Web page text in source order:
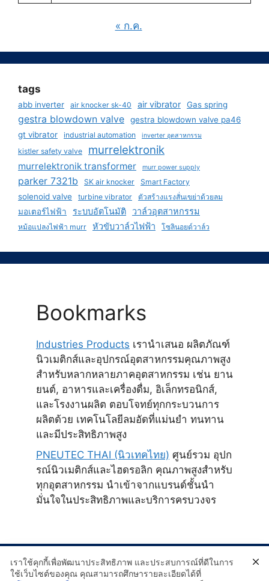
« ก.ค.
tags
abb inverter air knocker sk-40 air vibrator Gas spring
gestra blowdown valve
gestra blowdown valve pa46
gt vibrator
industrial automation inverter อุตสาหกรรม
kistler safety valve murrelektronik
murrelektronik transformer murr power supply
parker 7321b SK air knocker Smart Factory
solenoid valve turbine vibrator ตัวสร้างแรงสั่นเขย่าด้วยลม
มอเตอร์ไฟฟ้า ระบบอัตโนมัติ วาล์วอุตสาหกรรม
หม้อแปลงไฟฟ้า murr หัวขับวาล์วไฟฟ้า โซลินอยด์วาล์ว
Bookmarks
Industries Products เรานำเสนอ ผลิตภัณฑ์
นิวเมติกส์และอุปกรณ์อุตสาหกรรมคุณภาพสูง
สำหรับหลากหลายภาคอุตสาหกรรม เช่น ยาน
ยนต์, อาหารและเครื่องดื่ม, อิเล็กทรอนิกส์,
และโรงงานผลิต ตอบโจทย์ทุกกระบวนการ
ผลิตด้วย เทคโนโลยีลมอัดที่แม่นยำ ทนทาน
และมีประสิทธิภาพสูง
PNEUTEC THAI (นิวเทคไทย) ศูนย์รวม อุปก
รณ์นิวเมติกส์และไฮดรอลิก คุณภาพสูงสำหรับ
ทุกอุตสาหกรรม นำเข้าจากแบรนด์ชั้นนำ
มั่นใจในประสิทธิภาพและบริการครบวงจร
เราใช้คุกกี้เพื่อพัฒนาประสิทธิภาพ และประสบการณ์ที่ดีในการ
ใช้เว็บไซต์ของคุณ คุณสามารถศึกษารายละเอียดได้ที่